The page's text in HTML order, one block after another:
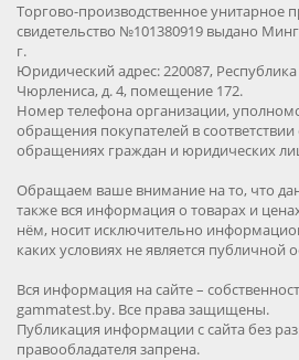
Торгово-производственное унитарное
свидетельство №101380919 выдано
г.
Юридический адрес: 220087,
Чюрлениса, д. 4, помещение 172.
Номер телефона организации,
обращения покупателей в соответствии
обращениях граждан и юридических
Обращаем ваше внимание на то, что
также вся информация о товарах и
нём, носит исключительно
каких условиях не является публичной
Вся информация на сайте –
gammatest.by. Все права защищены.
Публикация информации с сайта без
правообладателя запрена.